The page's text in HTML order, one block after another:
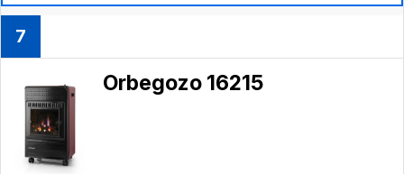
7
Orbegozo 16215